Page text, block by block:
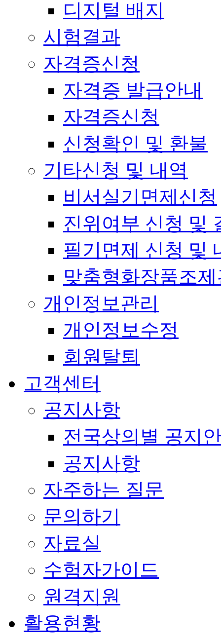
디지털 배지
시험결과
자격증신청
자격증 발급안내
자격증신청
신청확인 및 환불
기타신청 및 내역
비서실기면제신청
진위여부 신청 및
필기면제 신청 및
맞춤형화장품조
개인정보관리
개인정보수정
회원탈퇴
고객센터
공지사항
전국상의별 공지
공지사항
자주하는 질문
문의하기
자료실
수험자가이드
원격지원
활용현황